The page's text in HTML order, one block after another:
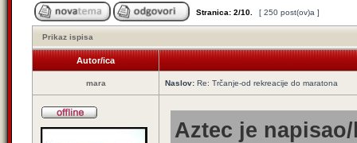
Stranica: 2/10 [ 250 post(ov)a ]
Prikaz ispisa
Autor/ica
mara Naslov: Re: Trčanje-od rekreacije do maratona
Aztec je